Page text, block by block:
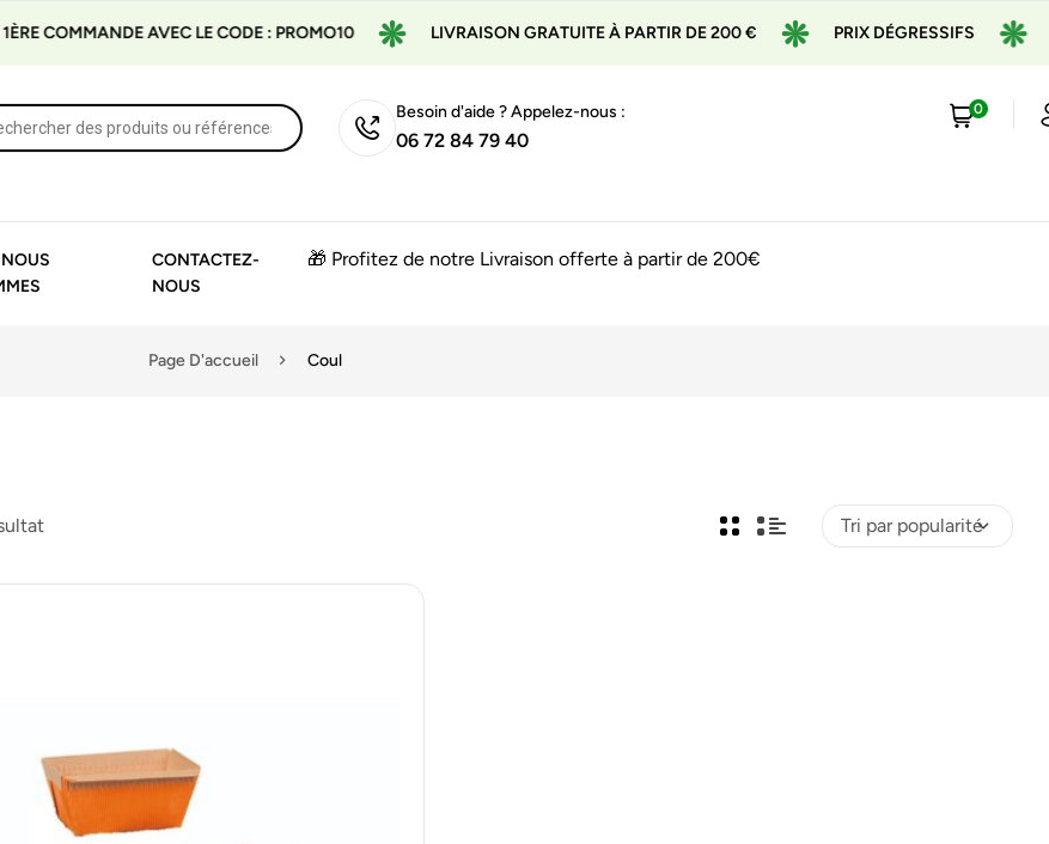
COMMANDE AVEC LE CODE : PROMO10 LIVRAISON GRATUITE À PARTIR DE 200 € PRIX DÉGRESSIFS
Besoin d'aide ? Appelez-nous :
06 72 84 79 40
0
CONTACTEZ-
NOUS
🎁 Profitez de notre Livraison offerte à partir de 200€
Page D'accueil Coul